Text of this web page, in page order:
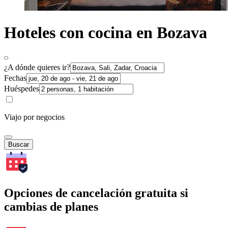
Hoteles con cocina en Bozava
¿A dónde quieres ir?
Fechas
Huéspedes
Viajo por negocios
Buscar
Opciones de cancelación gratuita si
cambias de planes